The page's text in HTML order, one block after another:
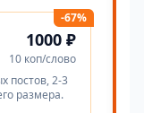
-67%
1000 ₽
10 коп/слово
постов, 2-3
размера.